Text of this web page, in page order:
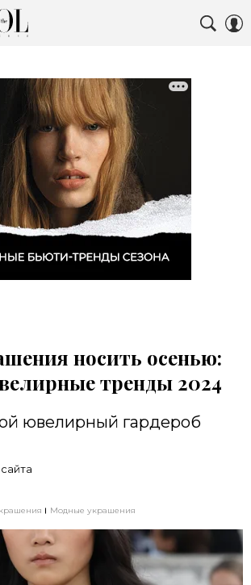
носить осенью:
тренды 2024
ювелирный гардероб
Модные украшения